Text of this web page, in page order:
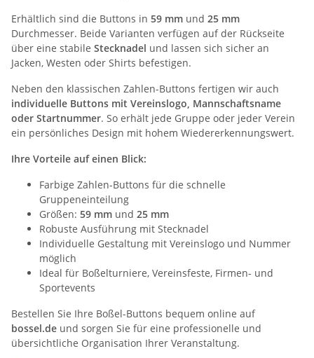
Erhältlich sind die Buttons in 59 mm und 25 mm
Durchmesser. Beide Varianten verfügen auf der Rückseite
über eine stabile Stecknadel und lassen sich sicher an
Jacken, Westen oder Shirts befestigen.
Neben den klassischen Zahlen-Buttons fertigen wir auch
individuelle Buttons mit Vereinslogo, Mannschaftsname
oder Startnummer. So erhält jede Gruppe oder jeder Verein
ein persönliches Design mit hohem Wiedererkennungswert.
Ihre Vorteile auf einen Blick:
Farbige Zahlen-Buttons für die schnelle
Gruppeneinteilung
Größen: 59 mm und 25 mm
Robuste Ausführung mit Stecknadel
Individuelle Gestaltung mit Vereinslogo und Nummer
möglich
Ideal für Boßelturniere, Vereinsfeste, Firmen- und
Sportevents
Bestellen Sie Ihre Boßel-Buttons bequem online auf
bossel.de und sorgen Sie für eine professionelle und
übersichtliche Organisation Ihrer Veranstaltung.